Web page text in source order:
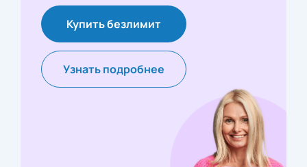
Купить безлимит
Узнать подробнее